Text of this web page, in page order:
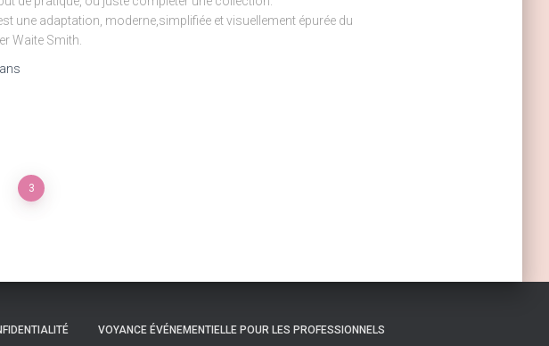
est une adaptation, moderne,simplifiée et visuellement épurée du
Waite Smith.
3
VOYANCE ÉVÉNEMENTIELLE POUR LES PROFESSIONNELS